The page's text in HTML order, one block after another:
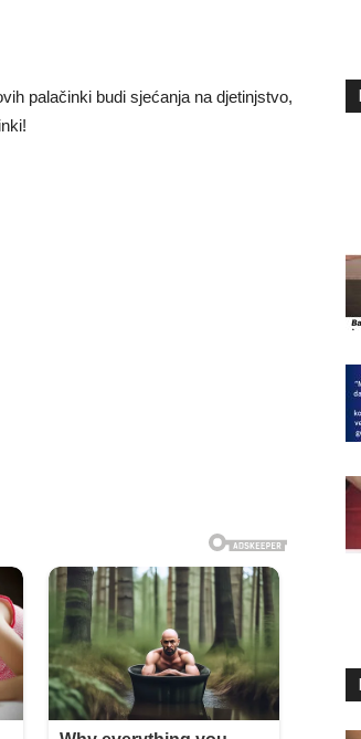
palačinki budi sjećanja na djetinjstvo,